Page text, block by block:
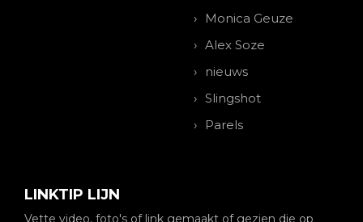
Monica Geuze
Alex Soze
nieuws
Slingshot
Parels
LINKTIP LIJN
Vette video, foto's of link gemaakt of gezien die op